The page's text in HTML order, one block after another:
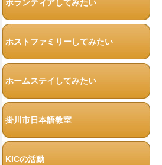
ボランティアしてみたい
ホストファミリーしてみたい
ホームステイしてみたい
掛川市日本語教室
KICの活動